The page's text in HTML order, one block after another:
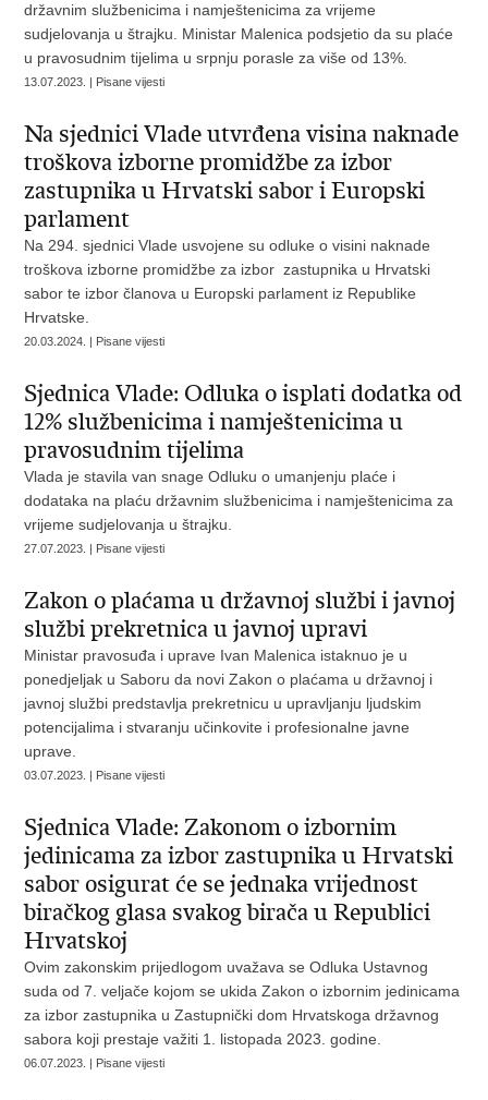
državnim službenicima i namještenicima za vrijeme
sudjelovanja u štrajku. Ministar Malenica podsjetio da su plaće
u pravosudnim tijelima u srpnju porasle za više od 13%.
13.07.2023. | Pisane vijesti
Na sjednici Vlade utvrđena visina naknade
troškova izborne promidžbe za izbor
zastupnika u Hrvatski sabor i Europski
parlament
Na 294. sjednici Vlade usvojene su odluke o visini naknade
troškova izborne promidžbe za izbor zastupnika u Hrvatski
sabor te izbor članova u Europski parlament iz Republike
Hrvatske.
20.03.2024. | Pisane vijesti
Sjednica Vlade: Odluka o isplati dodatka od
12% službenicima i namještenicima u
pravosudnim tijelima
Vlada je stavila van snage Odluku o umanjenju plaće i
dodataka na plaću državnim službenicima i namještenicima za
vrijeme sudjelovanja u štrajku.
27.07.2023. | Pisane vijesti
Zakon o plaćama u državnoj službi i javnoj
službi prekretnica u javnoj upravi
Ministar pravosuđa i uprave Ivan Malenica istaknuo je u
ponedjeljak u Saboru da novi Zakon o plaćama u državnoj i
javnoj službi predstavlja prekretnicu u upravljanju ljudskim
potencijalima i stvaranju učinkovite i profesionalne javne
uprave.
03.07.2023. | Pisane vijesti
Sjednica Vlade: Zakonom o izbornim
jedinicama za izbor zastupnika u Hrvatski
sabor osigurat će se jednaka vrijednost
biračkog glasa svakog birača u Republici
Hrvatskoj
Ovim zakonskim prijedlogom uvažava se Odluka Ustavnog
suda od 7. veljače kojom se ukida Zakon o izbornim jedinicama
za izbor zastupnika u Zastupnički dom Hrvatskoga državnog
sabora koji prestaje važiti 1. listopada 2023. godine.
06.07.2023. | Pisane vijesti